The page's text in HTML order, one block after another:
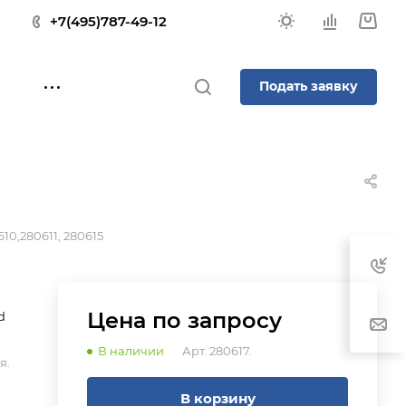
+7(495)787-49-12
Подать заявку
280615
Цена по запросу
В наличии Арт. 280617.
В корзину